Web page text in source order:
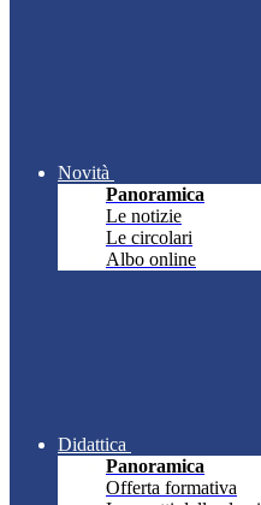
Novità
Panoramica
Le notizie
Le circolari
Albo online
Didattica
Panoramica
Offerta formativa